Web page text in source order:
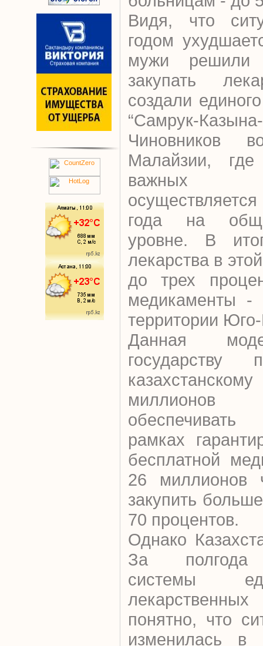
Видя, что
годом
мужи решили
закупать
создали
“Самрук-
Чиновников
Малайзии,
важных
года на
уровне. В
лекарства в
до трех
медикаменты -
территории
Данная
государству
рамках
бесплатной
26 миллионов
закупить
70 процентов.
Однако
За полгода
системы
понятно, что
изменилась в